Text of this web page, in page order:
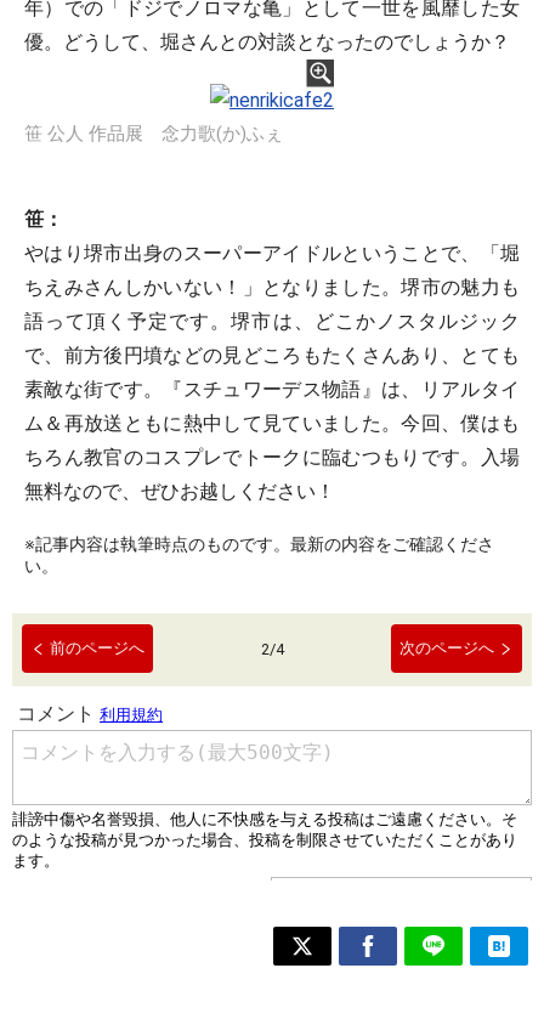
年）での「ドジでノロマな亀」として一世を風靡した女
優。どうして、堀さんとの対談となったのでしょうか？
笹 公人 作品展 念力歌(か)ふぇ
笹：
やはり堺市出身のスーパーアイドルということで、「堀
ちえみさんしかいない！」となりました。堺市の魅力も
語って頂く予定です。堺市は、どこかノスタルジック
で、前方後円墳などの見どころもたくさんあり、とても
素敵な街です。『スチュワーデス物語』は、リアルタイ
ム＆再放送ともに熱中して見ていました。今回、僕はも
ちろん教官のコスプレでトークに臨むつもりです。入場
無料なので、ぜひお越しください！
※記事内容は執筆時点のものです。最新の内容をご確認くださ
い。
前のページへ 2/4 次のページへ